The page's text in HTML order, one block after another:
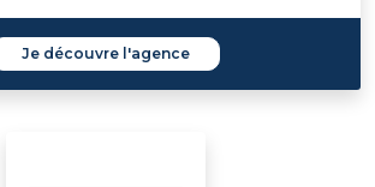
Je découvre l'agence